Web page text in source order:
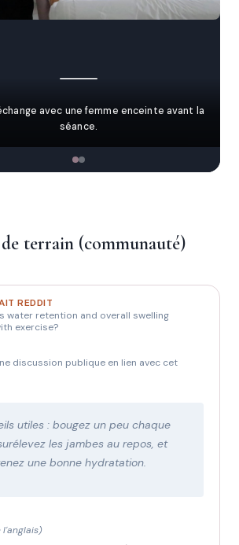
avec une femme enceinte avant la
séance.
terrain (communauté)
REDDIT
water retention and overall swelling
exercise?
discussion publique en lien avec cet
utiles : bougez un peu chaque
les jambes au repos, et
une bonne hydratation.